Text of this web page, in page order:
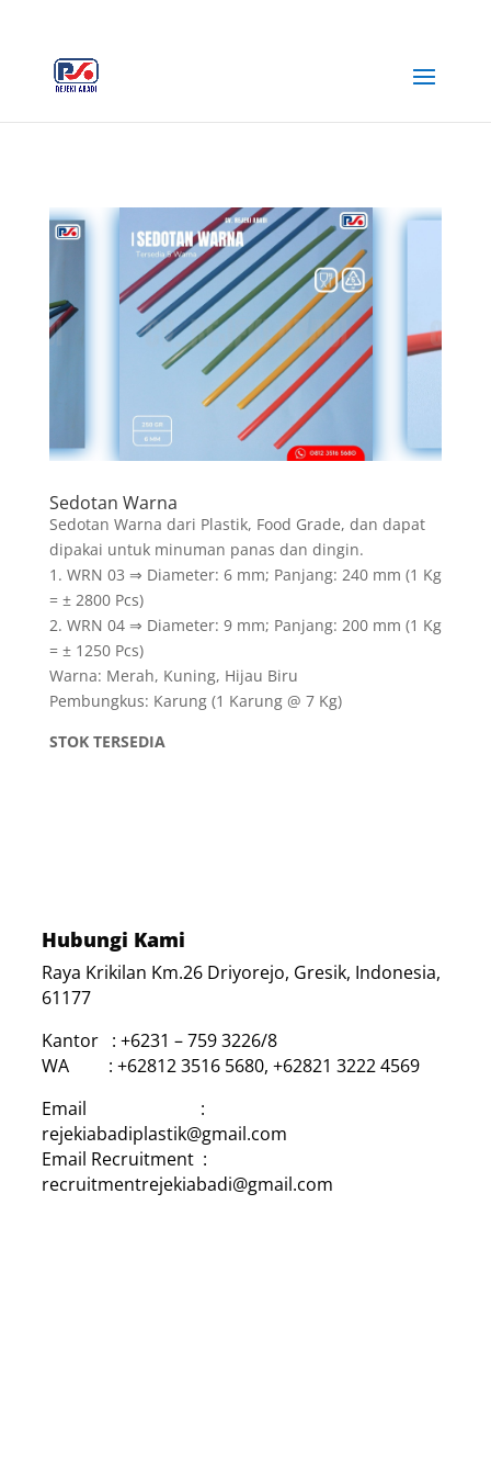
Sedotan Warna
Sedotan Warna dari Plastik, Food Grade, dan dapat
dipakai untuk minuman panas dan dingin.
1. WRN 03 ⇒ Diameter: 6 mm; Panjang: 240 mm (1 Kg
= ± 2800 Pcs)
2. WRN 04 ⇒ Diameter: 9 mm; Panjang: 200 mm (1 Kg
= ± 1250 Pcs)
Warna: Merah, Kuning, Hijau Biru
Pembungkus: Karung (1 Karung @ 7 Kg)
STOK TERSEDIA
Hubungi Kami
Raya Krikilan Km.26 Driyorejo, Gresik, Indonesia,
61177
Kantor : +6231 – 759 3226/8
WA : +62812 3516 5680, +62821 3222 4569
Email :
rejekiabadiplastik@gmail.com
Email Recruitment :
recruitmentrejekiabadi@gmail.com